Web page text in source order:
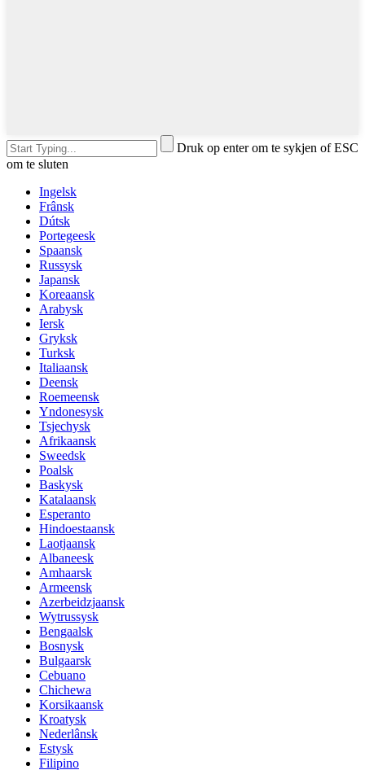
Druk op enter om te sykjen of ESC
om te sluten
Ingelsk
Frânsk
Dútsk
Portegeesk
Spaansk
Russysk
Japansk
Koreaansk
Arabysk
Iersk
Gryksk
Turksk
Italiaansk
Deensk
Roemeensk
Yndonesysk
Tsjechysk
Afrikaansk
Sweedsk
Poalsk
Baskysk
Katalaansk
Esperanto
Hindoestaansk
Laotjaansk
Albaneesk
Amhaarsk
Armeensk
Azerbeidzjaansk
Wytrussysk
Bengaalsk
Bosnysk
Bulgaarsk
Cebuano
Chichewa
Korsikaansk
Kroatysk
Nederlânsk
Estysk
Filipino